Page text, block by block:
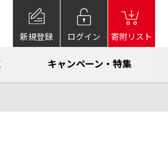
新規登録 ログイン 寄附リスト
キャンペーン・特集